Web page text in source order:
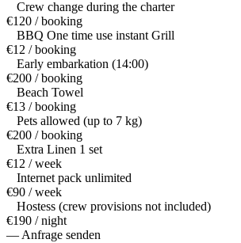
Crew change during the charter
€120 / booking
BBQ One time use instant Grill
€12 / booking
Early embarkation (14:00)
€200 / booking
Beach Towel
€13 / booking
Pets allowed (up to 7 kg)
€200 / booking
Extra Linen 1 set
€12 / week
Internet pack unlimited
€90 / week
Hostess (crew provisions not included)
€190 / night
— Anfrage senden